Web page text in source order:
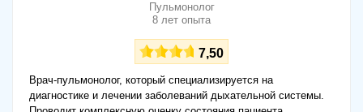
Пульмонолог
8 лет опыта
7,50
Врач-пульмонолог, который специализируется на
диагностике и лечении заболеваний дыхательной системы.